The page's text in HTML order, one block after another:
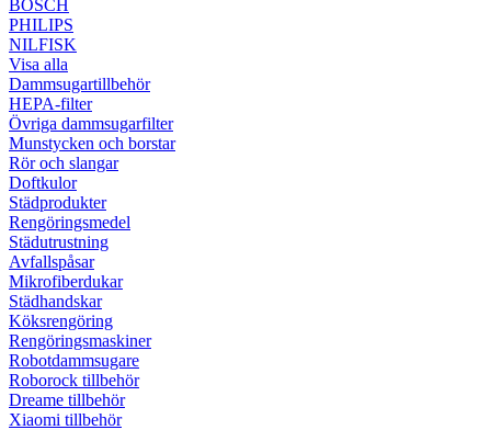
BOSCH
PHILIPS
NILFISK
Visa alla
Dammsugartillbehör
HEPA-filter
Övriga dammsugarfilter
Munstycken och borstar
Rör och slangar
Doftkulor
Städprodukter
Rengöringsmedel
Städutrustning
Avfallspåsar
Mikrofiberdukar
Städhandskar
Köksrengöring
Rengöringsmaskiner
Robotdammsugare
Roborock tillbehör
Dreame tillbehör
Xiaomi tillbehör